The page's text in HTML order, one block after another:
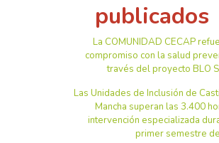
publicados
La COMUNIDAD CECAP
compromiso con la salud
través del proyecto BLO
Las Unidades de Inclusión de
Mancha superan las 3.400
intervención especializada
primer semestre